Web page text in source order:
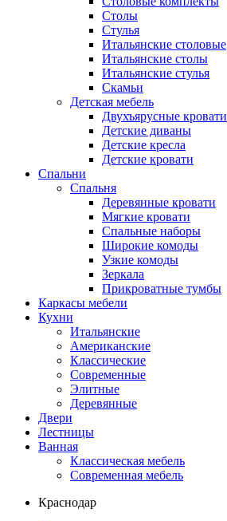
Столы
Стулья
Итальянские столовые
Итальянские столы
Итальянские стулья
Скамьи
Детская мебель
Двухъярусные кровати
Детские диваны
Детские кресла
Детские кровати
Спальни
Спальня
Деревянные кровати
Мягкие кровати
Спальные наборы
Широкие комоды
Узкие комоды
Зеркала
Прикроватные тумбы
Каркасы мебели
Кухни
Итальянские
Американские
Классические
Современные
Элитные
Деревянные
Двери
Лестницы
Ванная
Классическая мебель
Современная мебель
Краснодар